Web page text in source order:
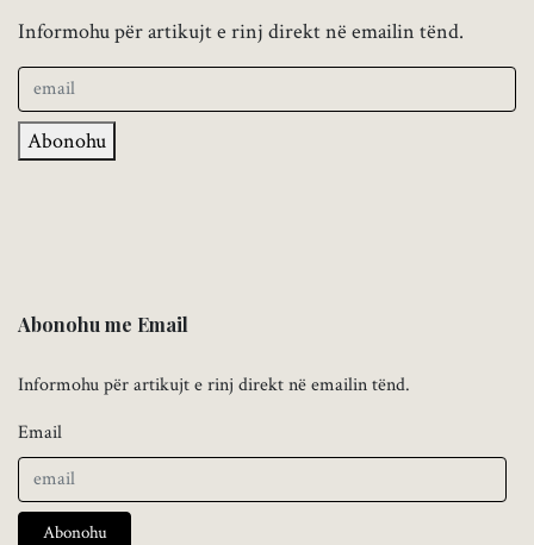
Informohu për artikujt e rinj direkt në emailin tënd.
Abonohu
Abonohu me Email
Informohu për artikujt e rinj direkt në emailin tënd.
Email
Abonohu